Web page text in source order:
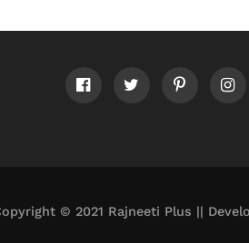
© 2021 Rajneeti Plus ||